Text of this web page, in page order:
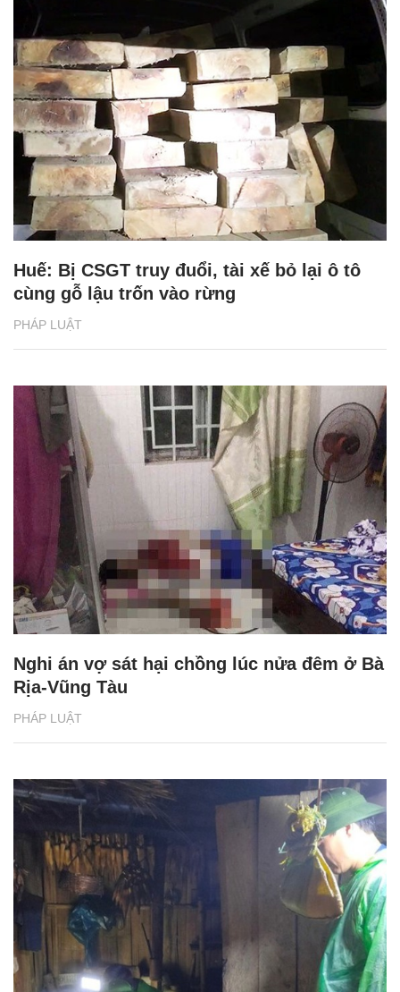
PHÁP LUẬT
Huế: Bị CSGT truy đuổi, tài xế bỏ lại ô tô
cùng gỗ lậu trốn vào rừng
PHÁP LUẬT
Nghi án vợ sát hại chồng lúc nửa đêm ở Bà
Rịa-Vũng Tàu